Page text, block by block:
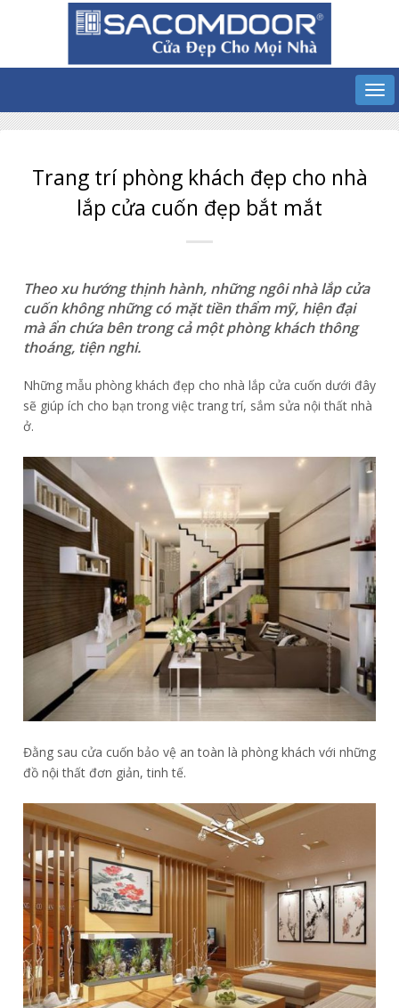
Trang trí phòng khách đẹp cho nhà
lắp cửa cuốn đẹp bắt mắt
Theo xu hướng thịnh hành, những ngôi nhà lắp cửa
cuốn không những có mặt tiền thẩm mỹ, hiện đại
mà ẩn chứa bên trong cả một phòng khách thông
thoáng, tiện nghi.
Những mẫu phòng khách đẹp cho nhà lắp cửa cuốn dưới đây
sẽ giúp ích cho bạn trong việc trang trí, sắm sửa nội thất nhà
ở.
Đằng sau cửa cuốn bảo vệ an toàn là phòng khách với những
đồ nội thất đơn giản, tinh tế.